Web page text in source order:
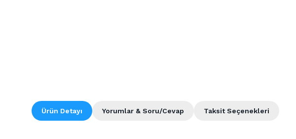
Ürün Detayı Taksit Seçenekleri
Yorumlar & Soru/Cevap